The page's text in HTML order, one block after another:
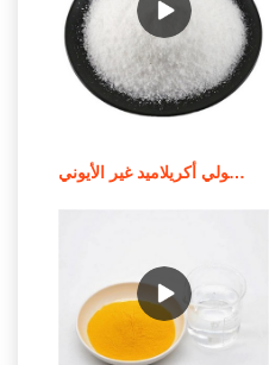
استخدام وإشعار تطبيق بولي أكريلاميد غير الأيوني